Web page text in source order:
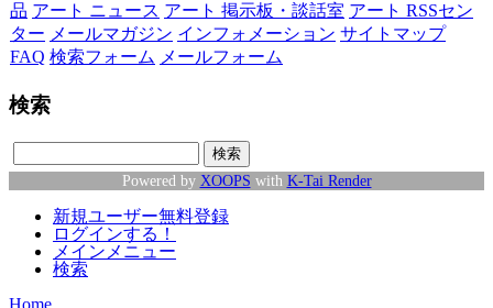
品 アート ニュース アート 掲示板・談話室 アート RSSセン
ター メールマガジン インフォメーション サイトマップ
FAQ 検索フォーム メールフォーム
検索
Powered by XOOPS with K-Tai Render
新規ユーザー無料登録
ログインする！
メインメニュー
検索
Home